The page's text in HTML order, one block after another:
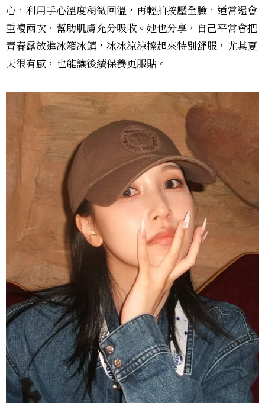
心，利用手心溫度稍微回溫，再輕拍按壓全臉，通常還會
重複兩次，幫助肌膚充分吸收。她也分享，自己平常會把
青春露放進冰箱冰鎮，冰冰涼涼擦起來特別舒服，尤其夏
天很有感，也能讓後續保養更服貼。